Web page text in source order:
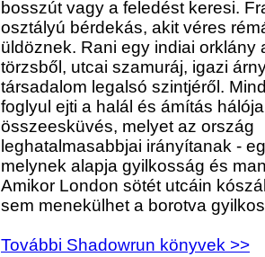
bosszút vagy a feledést keresi.
osztályú bérdekás, akit véres
üldöznek. Rani egy indiai orklány
törzsből, utcai szamuráj, igazi
társadalom legalsó szintjéről.
foglyul ejti a halál és ámítás
összeesküvés, melyet az ország
leghatalmasabbjai irányítanak -
melynek alapja gyilkosság és
Amikor London sötét utcáin
sem menekülhet a borotva
További Shadowrun könyvek >>